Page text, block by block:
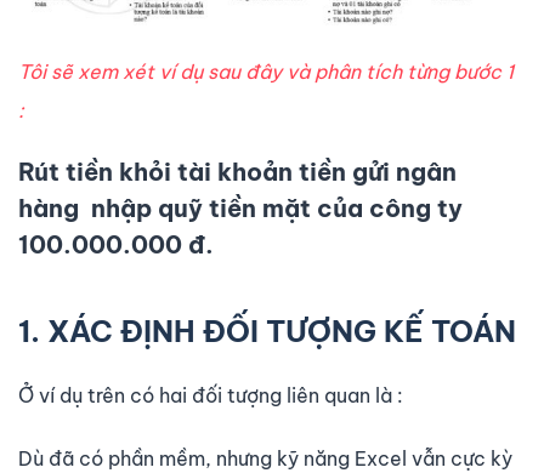
Tôi sẽ xem xét ví dụ sau đây và phân tích từng bước 1
:
Rút tiền khỏi tài khoản tiền gửi ngân
hàng nhập quỹ tiền mặt của công ty
100.000.000 đ.
1. XÁC ĐỊNH ĐỐI TƯỢNG KẾ TOÁN
Ở ví dụ trên có hai đối tượng liên quan là :
Dù đã có phần mềm, nhưng kỹ năng Excel vẫn cực kỳ